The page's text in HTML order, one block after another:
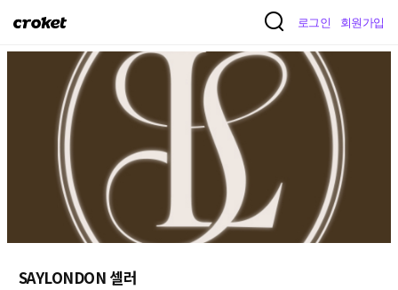
크
켓
로그인 회원가입
SAYLONDON 셀러